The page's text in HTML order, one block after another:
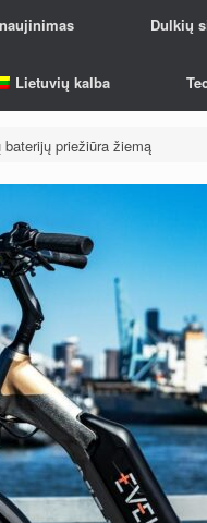
Dulkių
Lietuvių kalba
priežiūra žiemą